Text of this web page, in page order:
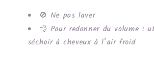
🚫 Ne pas laver
💨 Pour redonner du volume :
séchoir à cheveux à l’air froid